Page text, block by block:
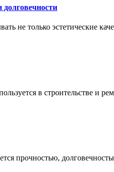
долговечности
не только эстетические
в строительстве и
прочностью,